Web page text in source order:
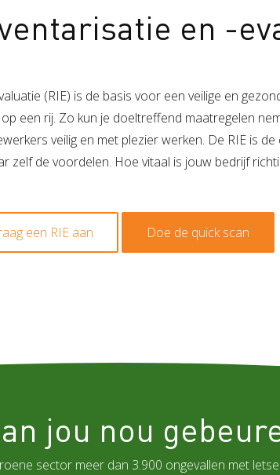
en -
(RIE) is de basis voor een veilige en
op een rij. Zo kun je doeltreffend maatregelen
veilig en met plezier werken. De RIE is
zelf de voordelen. Hoe vitaal is jouw bedrijf
een RIE aan Doe de quick scan
jou nou
sector meer dan 3.900 ongevallen met